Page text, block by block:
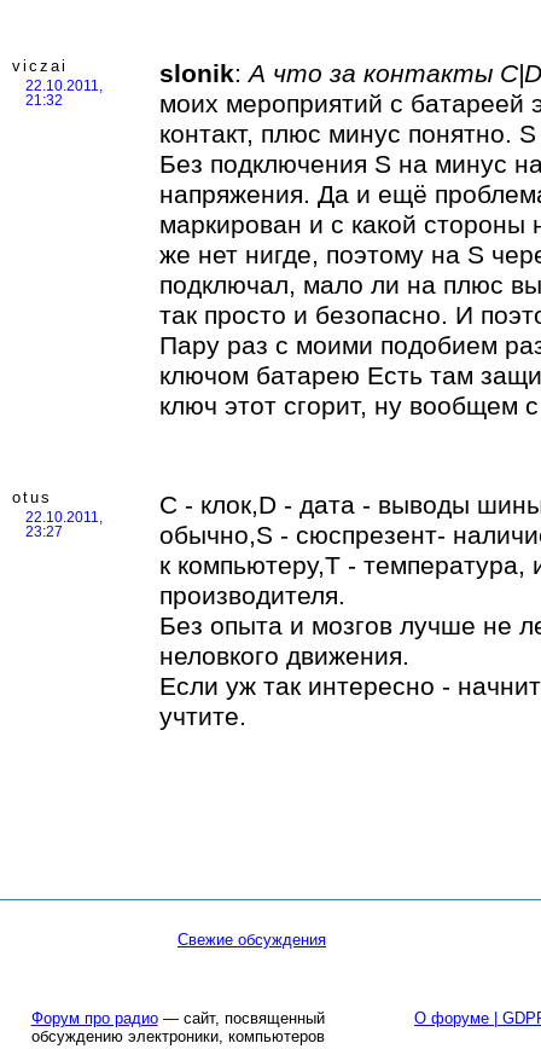
viczai
22.10.2011,
21:32
slonik:А что за контакты
моих мероприятий с
контакт, плюс минус понятно.
Без подключения S на минус
напряжения. Да и ещё
маркирован и с какой стороны
же нет нигде, поэтому на S
подключал, мало ли на плюс
так просто и безопасно. И
Пару раз с моими подобием
ключом батарею Есть там
ключ этот сгорит, ну вообщем
otus
22.10.2011,
23:27
C - клок,D - дата - выводы
обычно,S - сюспрезент-
к компьютеру,Т -
производителя.
Без опыта и мозгов лучше не
неловкого движения.
Если уж так интересно -
учтите.
Свежие обсуждения
Форум про радио— сайт, посвященный
обсуждению электроники, компьютеров
О форуме |